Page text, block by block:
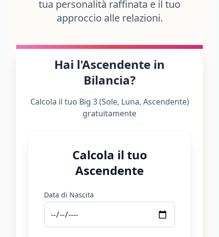
tua personalità raffinata e il tuo
approccio alle relazioni.
Hai l'Ascendente in
Bilancia?
Calcola il tuo Big 3 (Sole, Luna, Ascendente)
gratuitamente
Calcola il tuo
Ascendente
Data di Nascita